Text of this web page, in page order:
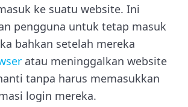
ke suatu website. Ini
pengguna untuk tetap masuk
bahkan setelah mereka
atau meninggalkan website
tanpa harus memasukkan
login mereka.